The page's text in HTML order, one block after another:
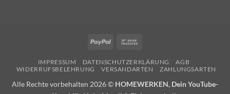
PayPal
IMPRESSUM DATENSCHUTZERKLÄRUNG
AGB
WIDERRUFSBELEHRUNG
VERSANDARTEN ZAHLUNGSARTEN
Alle Rechte vorbehalten 2026 © HOMEWERKEN, Dein YouTube-